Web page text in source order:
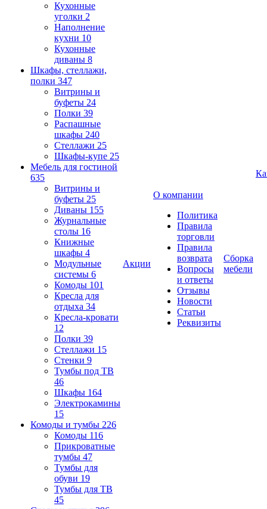
Кухонные
уголки 2
Наполнение
кухни 10
Кухонные
диваны 8
Шкафы, стеллажи,
полки 347
Витрины и
буфеты 24
Полки 39
Распашные
шкафы 240
Стеллажи 25
Шкафы-купе 25
Мебель для гостиной
635
Витрины и
буфеты 25
Диваны 155
Журнальные
столы 16
Книжные
шкафы 4
Модульные
системы 6
Комоды 101
Кресла для
отдыха 34
Кресла-кровати
12
Полки 39
Стеллажи 15
Стенки 9
Тумбы под ТВ
46
Шкафы 164
Электрокамины
15
Комоды и тумбы 226
Комоды 116
Прикроватные
тумбы 47
Тумбы для
обуви 19
Тумбы для ТВ
45
Акции
О компании
Политика
Правила
торговли
Правила
возврата
Вопросы
и ответы
Отзывы
Новости
Статьи
Реквизиты
Сборка
мебели